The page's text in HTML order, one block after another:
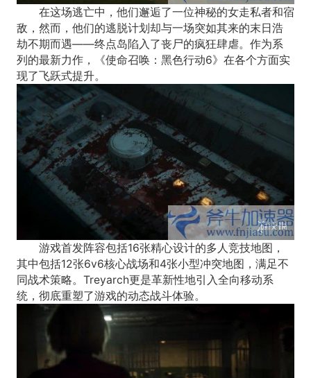
在这场逃亡中，他们邂逅了一位神秘的女走私者和宿
敌，然而，他们的逃脱计划却与一场突如其来的末日浩
劫不期而遇——终点岛陷入了丧尸的疯狂肆虐。作为系
列的最新力作，《使命召唤：黑色行动6》在各个方面实
现了飞跃式提升。
游戏首发阵容包括16张精心设计的多人竞技地图，
其中包括12张6v6核心战场和4张小型冲突地图，满足不
同战术策略。Treyarch更是革新性地引入全向移动系
统，彻底重塑了游戏的动态战斗体验。